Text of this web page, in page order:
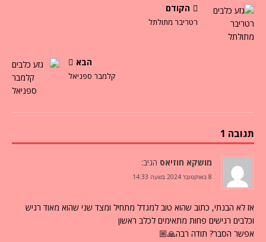
הקודם
רטריבר מתולתל
הבא
קלמבר ספניאל
תגובה 1
מושקא חוזיאס הגיב:
8 באוקטובר 2024 בשעה 14:33
אז לא הבנתי, כתוב שהוא טוב למגדל מתחיל ומצד שני שהוא מאוד רגיש
וכלבים רגישים פחות מתאימים לכלב ראשון
אפשר הסבר? תודה רבה🙏🏼